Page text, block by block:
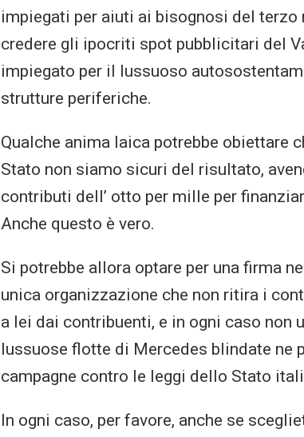
impiegati per aiuti ai bisognosi del terzo
credere gli ipocriti spot pubblicitari del
impiegato per il lussuoso
strutture periferiche.
Qualche anima laica potrebbe obiettare
Stato non siamo sicuri del risultato,
contributi dell’ otto per mille per
Anche questo è vero.
Si potrebbe allora optare per una firma
unica organizzazione che non ritira i
a lei dai contribuenti, e in ogni caso non
lussuose flotte di Mercedes blindate ne
campagne contro le leggi dello Stato
In ogni caso, per favore, anche se